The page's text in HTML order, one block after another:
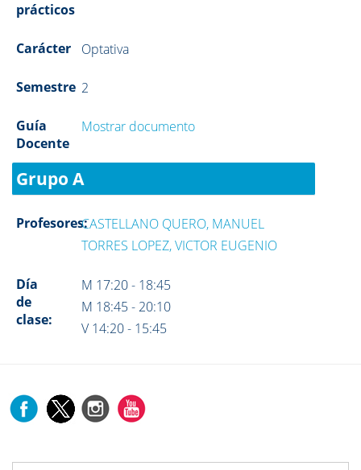
prácticos
Carácter Optativa
Semestre 2
Guía
Docente
Mostrar documento
Grupo A
Profesores:CASTELLANO QUERO, MANUEL
TORRES LOPEZ, VICTOR EUGENIO
Día
de
clase:
M 17:20 - 18:45
M 18:45 - 20:10
V 14:20 - 15:45